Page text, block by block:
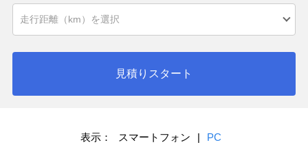
見積りスタート
表示： スマートフォン | PC